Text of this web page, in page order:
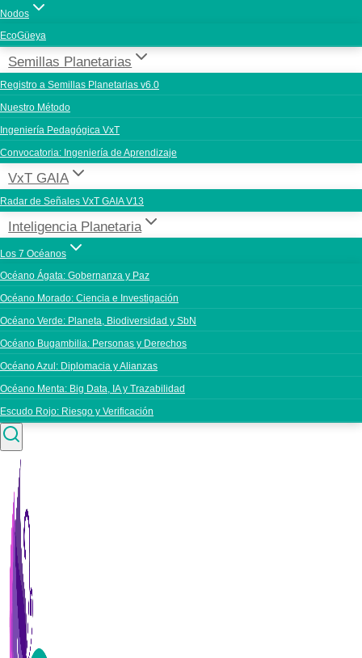
Nodos
EcoGüeya
Semillas Planetarias
Registro a Semillas Planetarias v6.0
Nuestro Método
Ingeniería Pedagógica VxT
Convocatoria: Ingeniería de Aprendizaje
VxT GAIA
Radar de Señales VxT GAIA V13
Inteligencia Planetaria
Los 7 Océanos
Océano Ágata: Gobernanza y Paz
Océano Morado: Ciencia e Investigación
Océano Verde: Planeta, Biodiversidad y SbN
Océano Bugambilia: Personas y Derechos
Océano Azul: Diplomacia y Alianzas
Océano Menta: Big Data, IA y Trazabilidad
Escudo Rojo: Riesgo y Verificación